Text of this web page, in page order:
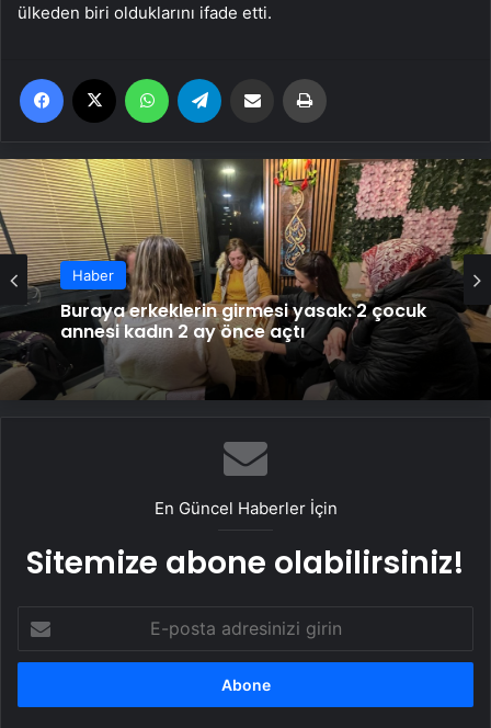
ülkeden biri olduklarını ifade etti.
Facebook WhatsApp Email'den paylaş
Haber
Buraya erkeklerin girmesi yasak: 2 çocuk
annesi kadın 2 ay önce açtı
En Güncel Haberler İçin
Sitemize abone olabilirsiniz!
posta
adresinizi